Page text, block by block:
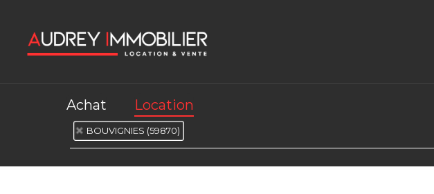
Achat Location
BOUVIGNIES (59870)